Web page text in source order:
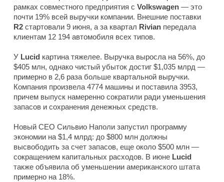
рамках совместного предприятия с Volkswagen — это
почти 19% всей выручки компании. Внешние поставки
R2 стартовали 9 июня, а за квартал Rivian передала
клиентам 12 194 автомобиля всех типов.
У Lucid картина тяжелее. Выручка выросла на 56%, до
$405 млн, однако чистый убыток достиг $1,035 млрд —
примерно в 2,6 раза больше квартальной выручки.
Компания произвела 4774 машины и поставила 3953,
причем выпуск намеренно сократили ради уменьшения
запасов и сохранения денежных средств.
Новый CEO Сильвио Наполи запустил программу
экономии на $1,4 млрд: до $800 млн должны
высвободить за счет запасов, еще около $500 млн —
сокращением капитальных расходов. В июне Lucid
также объявила об уменьшении американского штата
примерно на 18%.